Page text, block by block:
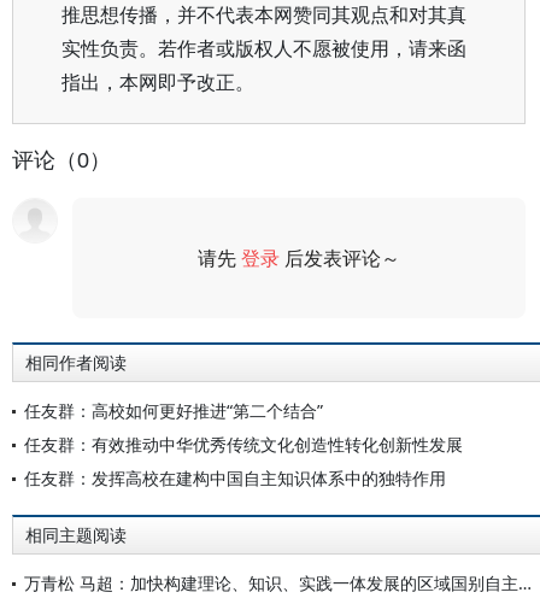
推思想传播，并不代表本网赞同其观点和对其真
实性负责。若作者或版权人不愿被使用，请来函
指出，本网即予改正。
评论（0）
请先登录 后发表评论～
相同作者阅读
任友群：高校如何更好推进“第二个结合”
任友群：有效推动中华优秀传统文化创造性转化创新性发展
任友群：发挥高校在建构中国自主知识体系中的独特作用
相同主题阅读
万青松 马超：加快构建理论、知识、实践一体发展的区域国别自主知识体系